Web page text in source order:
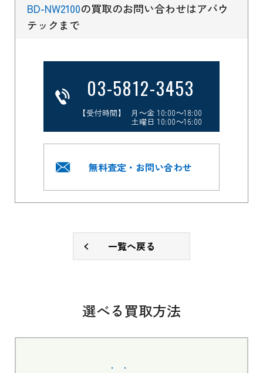
BD-NW2100の買取のお問い合わせはアバウ
テックまで
03-5812-3453
【受付時間】 月～金 10:00～18:00
土曜日 10:00～16:00
無料査定・お問い合わせ
一覧へ戻る
選べる買取方法